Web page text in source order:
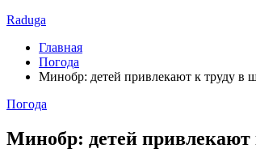
Raduga
Главная
Погода
Минобр: детей привлекают к труду в
Погода
Минобр: детей